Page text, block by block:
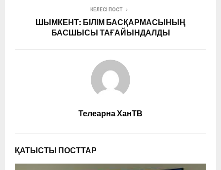
КЕЛЕСІ ПОСТ
ШЫМКЕНТ: БІЛІМ БАСҚАРМАСЫНЫҢ
БАСШЫСЫ ТАҒАЙЫНДАЛДЫ
Телеарна ХанТВ
ҚАТЫСТЫ ПОСТТАР